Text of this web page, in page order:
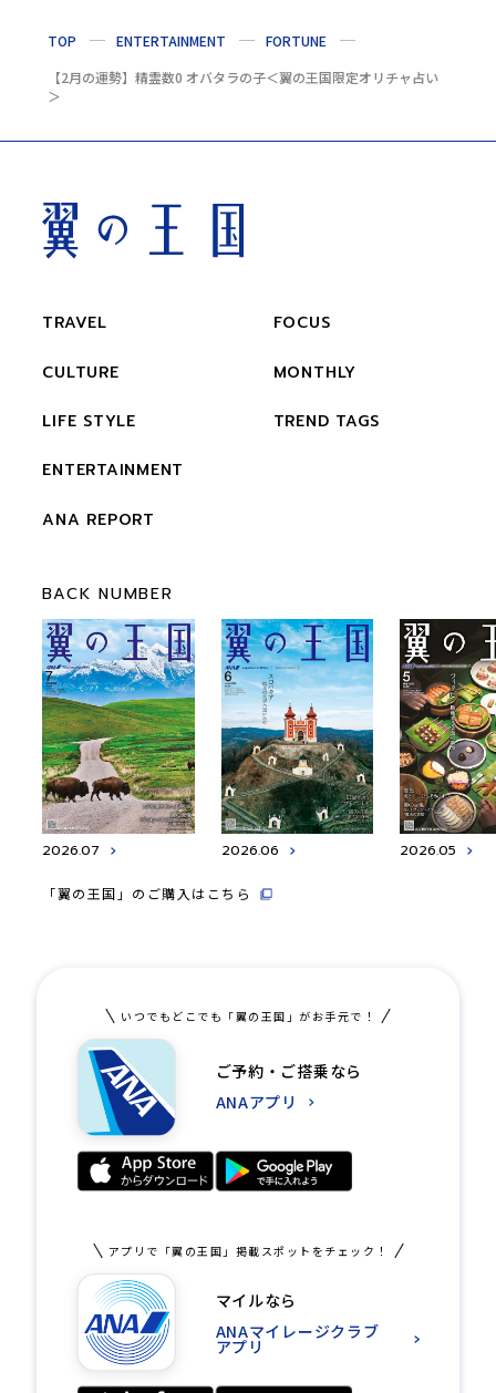
TOP ENTERTAINMENT
FORTUNE
【2月の運勢】精霊数0 オバタラの子＜翼の王国限定オリチャ占い
＞
TRAVEL
CULTURE
LIFE STYLE
ENTERTAINMENT
ANA REPORT
FOCUS
MONTHLY
TREND TAGS
BACK NUMBER
2026.07 2026.06 2026.05
「翼の王国」のご購入はこちら
いつでもどこでも「翼の王国」がお手元で！
ご予約・ご搭乗なら
ANAアプリ
アプリで「翼の王国」掲載スポットをチェック！
マイルなら
ANAマイレージクラブ
アプリ